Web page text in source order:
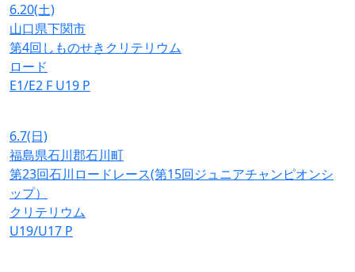
6.20(土)
山口県下関市
第4回しものせきクリテリウム
ロード
E1/E2 F U19 P
6.7(日)
福島県石川郡石川町
第23回石川ロードレース(第15回ジュニアチャンピオンシ
ップ）
クリテリウム
U19/U17 P